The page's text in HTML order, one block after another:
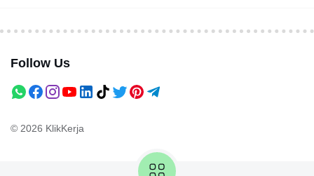
Follow Us
© 2026 KlikKerja